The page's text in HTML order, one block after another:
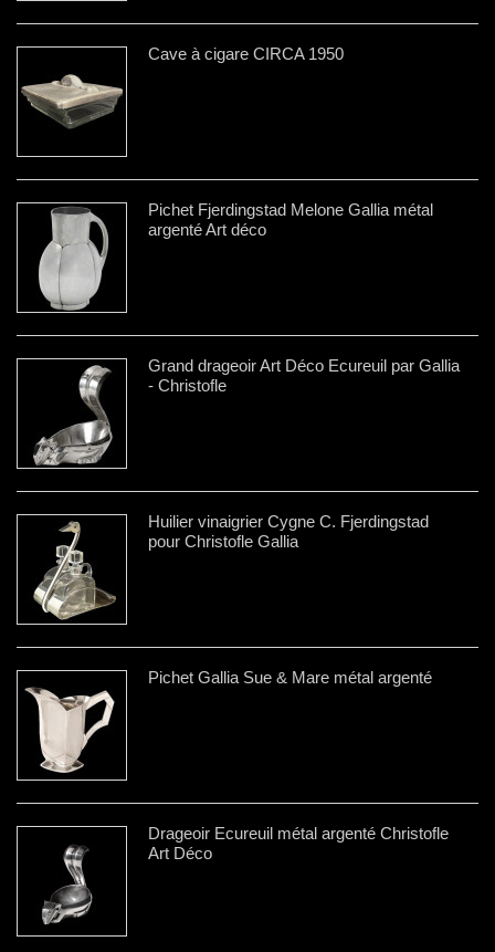
Cave à cigare CIRCA 1950
Pichet Fjerdingstad Melone Gallia métal
argenté Art déco
Grand drageoir Art Déco Écureuil par Gallia
- Christofle
Huilier vinaigrier Cygne C. Fjerdingstad
pour Christofle Gallia
Pichet Gallia Sue & Mare métal argenté
Drageoir Ecureuil métal argenté Christofle
Art Déco